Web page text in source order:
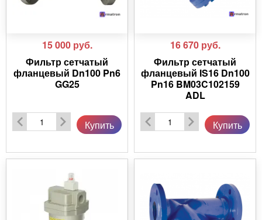
15 000 руб.
Фильтр сетчатый
фланцевый Dn100 Pn6
GG25
Купить
16 670 руб.
Фильтр сетчатый
фланцевый IS16 Dn100
Pn16 BM03C102159
ADL
Купить